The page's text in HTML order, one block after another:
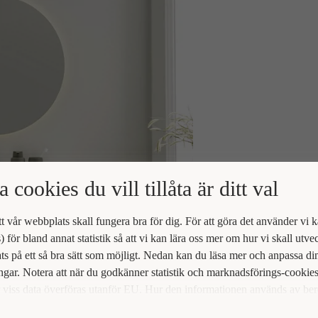
cookies du vill tillåta är ditt val
vår webbplats skall fungera bra för dig. För att göra det använder vi
för bland annat statistik så att vi kan lära oss mer om hur vi skall
på ett så bra sätt som möjligt. Nedan kan du läsa mer och anpassa
Notera att när du godkänner statistik och marknadsförings-cookies
data överföras utanför EU. Hur den informationen används av